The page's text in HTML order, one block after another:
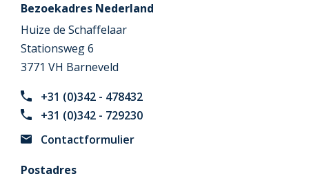
Bezoekadres Nederland
Huize de Schaffelaar
Stationsweg 6
3771 VH Barneveld
+31 (0)342 - 478432
+31 (0)342 - 729230
Contactformulier
Postadres